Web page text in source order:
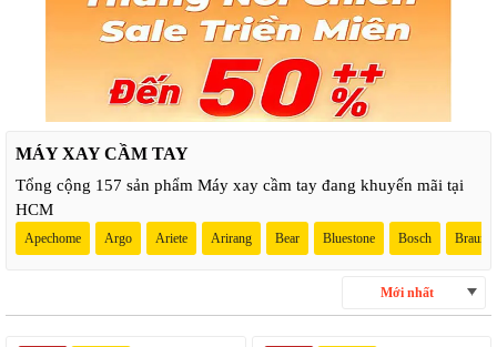
MÁY XAY CẦM TAY
Tổng cộng 157 sản phẩm Máy xay cầm tay đang khuyến mãi tại
HCM
Apechome Argo Ariete Arirang Bear Bluestone Bosch Braun
Mới nhất